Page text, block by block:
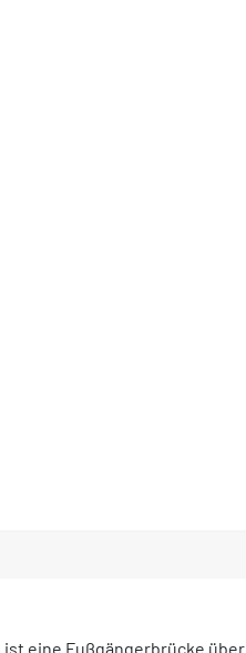
ist eine Fußgängerbrücke über